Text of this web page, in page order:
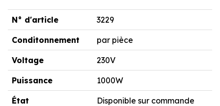
N° d'article 3229
Conditonnement par pièce
Voltage 230V
Puissance 1000W
État Disponible sur commande